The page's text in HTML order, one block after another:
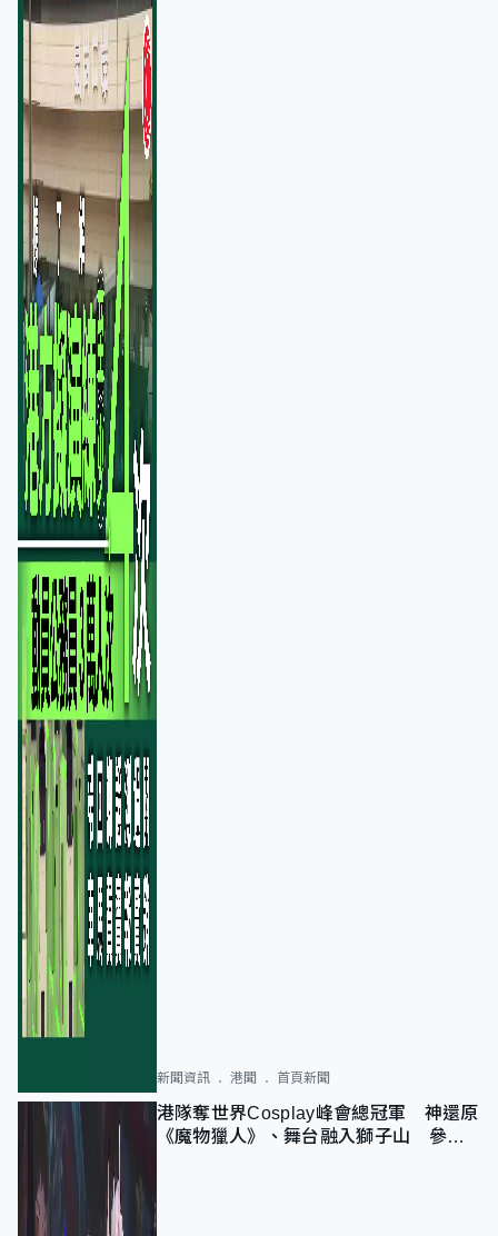
新聞資訊 港聞 首頁新聞
港隊奪世界Cosplay峰會總冠軍 神還原
《魔物獵人》、舞台融入獅子山 參賽